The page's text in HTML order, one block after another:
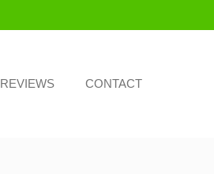
REVIEWS CONTACT